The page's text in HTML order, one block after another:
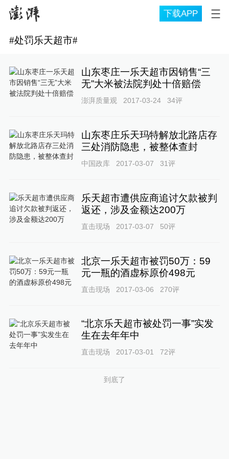
下载APP
#处罚乐天超市#
山东枣庄一乐天超市因销售“三
无”大米被法院判处十倍赔偿
澎湃质量观 2017-03-24 34评
山东枣庄乐天玛特解放北路店存
三处消防隐患，被整体查封
中国政库 2017-03-07 31评
乐天超市遭供应商追讨欠款被判
返还，涉及金额达200万
直击现场 2017-03-07 50评
北京一乐天超市被罚50万：59
元一瓶的酒虚标原价498元
直击现场 2017-03-06 270评
“北京乐天超市被处罚一事”实发
生在去年年中
直击现场 2017-03-01 72评
到底了